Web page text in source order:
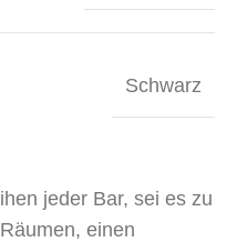
Schwarz
jeder Bar, sei es zu
einen